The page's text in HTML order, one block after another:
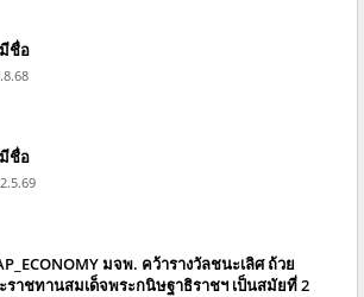
ชื่อ
ชื่อ
มจพ. คว้ารางวัลชนะเลิศ ถ้วย
ราชทานสมเด็จพระกนิษฐาธิราชฯ เป็นสมัยที่ 2